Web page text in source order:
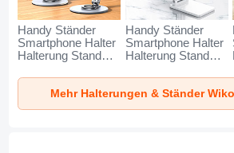
Handy Ständer
Smartphone Halter
Halterung Stand
Wiko Highway 4G
Handy Ständer
Smartphone Halter
Halterung Stand
Wiko Highway 4G
Weiß
Mehr Halterungen & Ständer